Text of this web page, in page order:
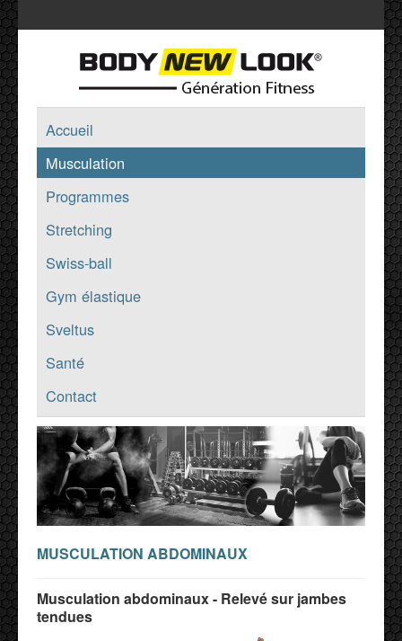
Accueil
Musculation
Programmes
Stretching
Swiss-ball
Gym élastique
Sveltus
Santé
Contact
MUSCULATION ABDOMINAUX
Musculation abdominaux - Relevé sur jambes
tendues